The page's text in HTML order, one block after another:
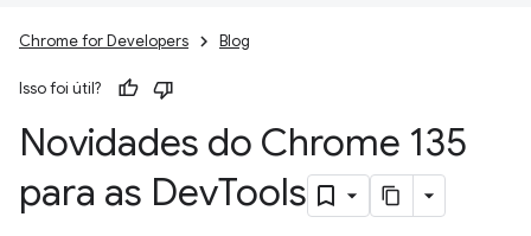
Chrome for Developers Blog
Isso foi útil?
Novidades do Chrome 135
para as DevTools